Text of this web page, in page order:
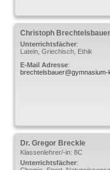
Christoph Brechtelsbauer
Unterrichtsfächer:
Latein, Griechisch, Ethik
E-Mail Adresse:
brechtelsbauer@gymnasium-
Dr. Gregor Breckle
Klassenlehrer/-in: 8C
Unterrichtsfächer: